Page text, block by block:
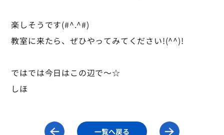
楽しそうです(#^.^#)
教室に来たら、ぜひやってみてください!(^^)!
ではでは今日はこの辺で～☆
しほ
一覧へ戻る